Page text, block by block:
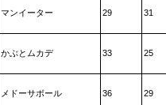
マンイーター 29 31
かぶとムカデ 33 25
メドーサボール 36 29